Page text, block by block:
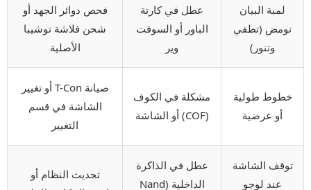
لمبة البيان
تومض (تطفي
وتنور)
عطل في كارتة
الباور أو السوفت
وير
فحص دوائر الجهد أو
شحن فلاشة توشيبا
الأصلية
خطوط طولية
أو عرضية
مشكلة في الكوف
(COF) أو الشاشة
صيانة T-Con أو تغيير
الشاشة في قسم
التغيير
توقف الشاشة
عند لوجو
عطل في الذاكرة
الداخلية (Nand
تحديث النظام أو